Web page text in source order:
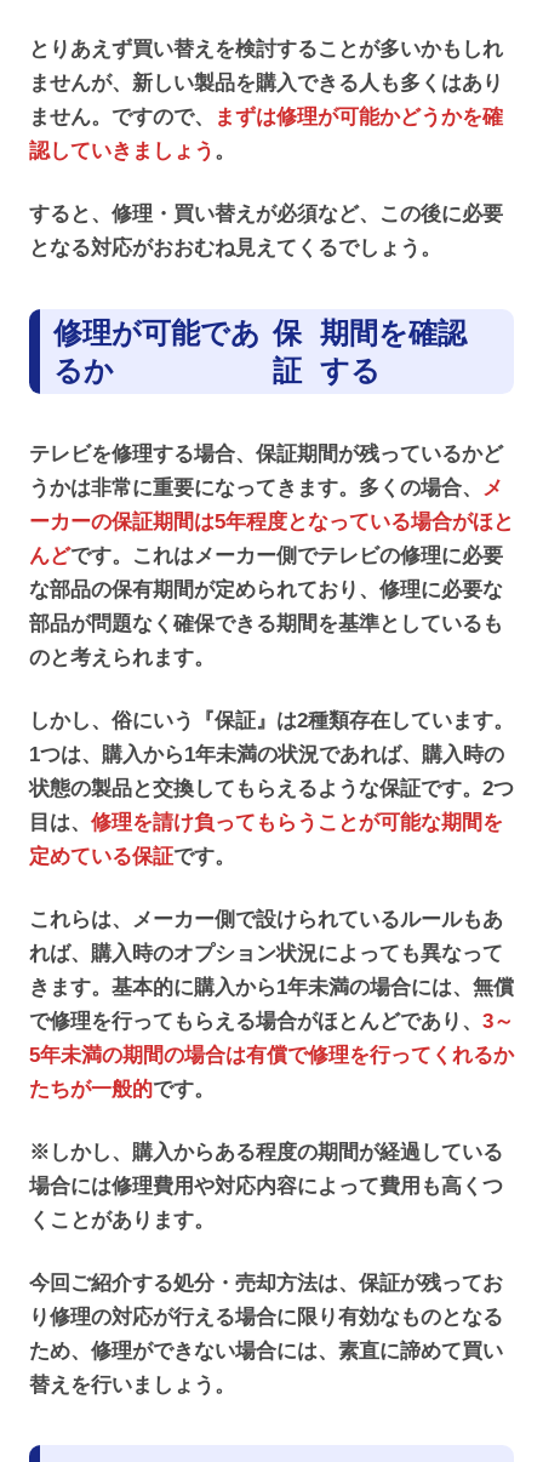
とりあえず買い替えを検討することが多いかもしれ
ませんが、新しい製品を購入できる人も多くはあり
ません。ですので、
まずは修理が可能かどうかを確
認していきましょう 。
すると、修理・買い替えが必須など、この後に必要
となる対応がおおむね見えてくるでしょう。
修理が可能であ
るか
保
証
期間を確認
する
テレビを修理する場合、保証期間が残っているかど
うかは非常に重要になってきます。多くの場合、 メ
ーカーの保証期間は5年程度となっている場合がほと
んどです。これはメーカー側でテレビの修理に必要
な部品の保有期間が定められており、修理に必要な
部品が問題なく確保できる期間を基準としているも
のと考えられます。
しかし、俗にいう『保証』は2種類存在しています。
1つは、購入から1年未満の状況であれば、購入時の
状態の製品と交換してもらえるような保証です。2つ
目は、 修理を請け負ってもらうことが可能な期間を
定めている保証です。
これらは、メーカー側で設けられているルールもあ
れば、購入時のオプション状況によっても異なって
きます。基本的に購入から1年未満の場合には、無償
で修理を行ってもらえる場合がほとんどであり、 3～
5年未満の期間の場合は有償で修理を行ってくれるか
たちが一般的です。
※しかし、購入からある程度の期間が経過している
場合には修理費用や対応内容によって費用も高くつ
くことがあります。
今回ご紹介する処分・売却方法は、保証が残ってお
り修理の対応が行える場合に限り有効なものとなる
ため、修理ができない場合には、素直に諦めて買い
替えを行いましょう。